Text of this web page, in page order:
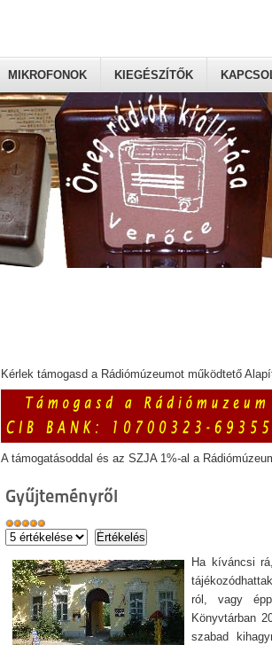
MIKROFONOK KIEGÉSZÍTŐK
Kérlek támogasd a Rádiómúzeumot működtető
A támogatásoddal és az SZJA 1%-al a
Gyűjteményről
Ha kíváncsi
ról, vagy
Könyvtárban
szabad